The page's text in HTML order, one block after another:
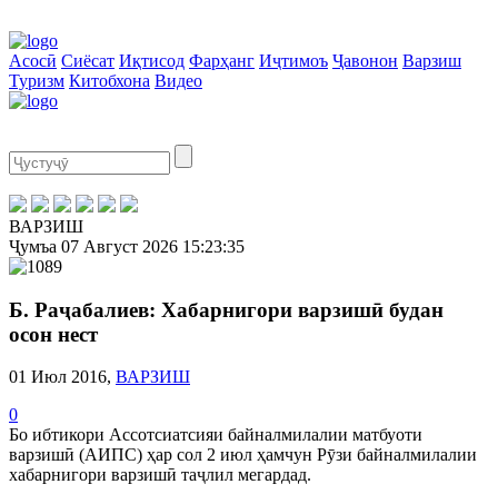
Асосӣ Сиёсат Иқтисод Фарҳанг Иҷтимоъ Ҷавонон Варзиш
Туризм Китобхона Видео
ВАРЗИШ
Ҷумъа 07 Август 2026 15:23:35
Б. Раҷабалиев: Хабарнигори варзишӣ будан
осон нест
01 Июл 2016, ВАРЗИШ
0
Бо ибтикори Ассотсиатсияи байналмилалии матбуоти
варзишӣ (АИПС) ҳар сол 2 июл ҳамчун Рӯзи байналмилалии
хабарнигори варзишӣ таҷлил мегардад.